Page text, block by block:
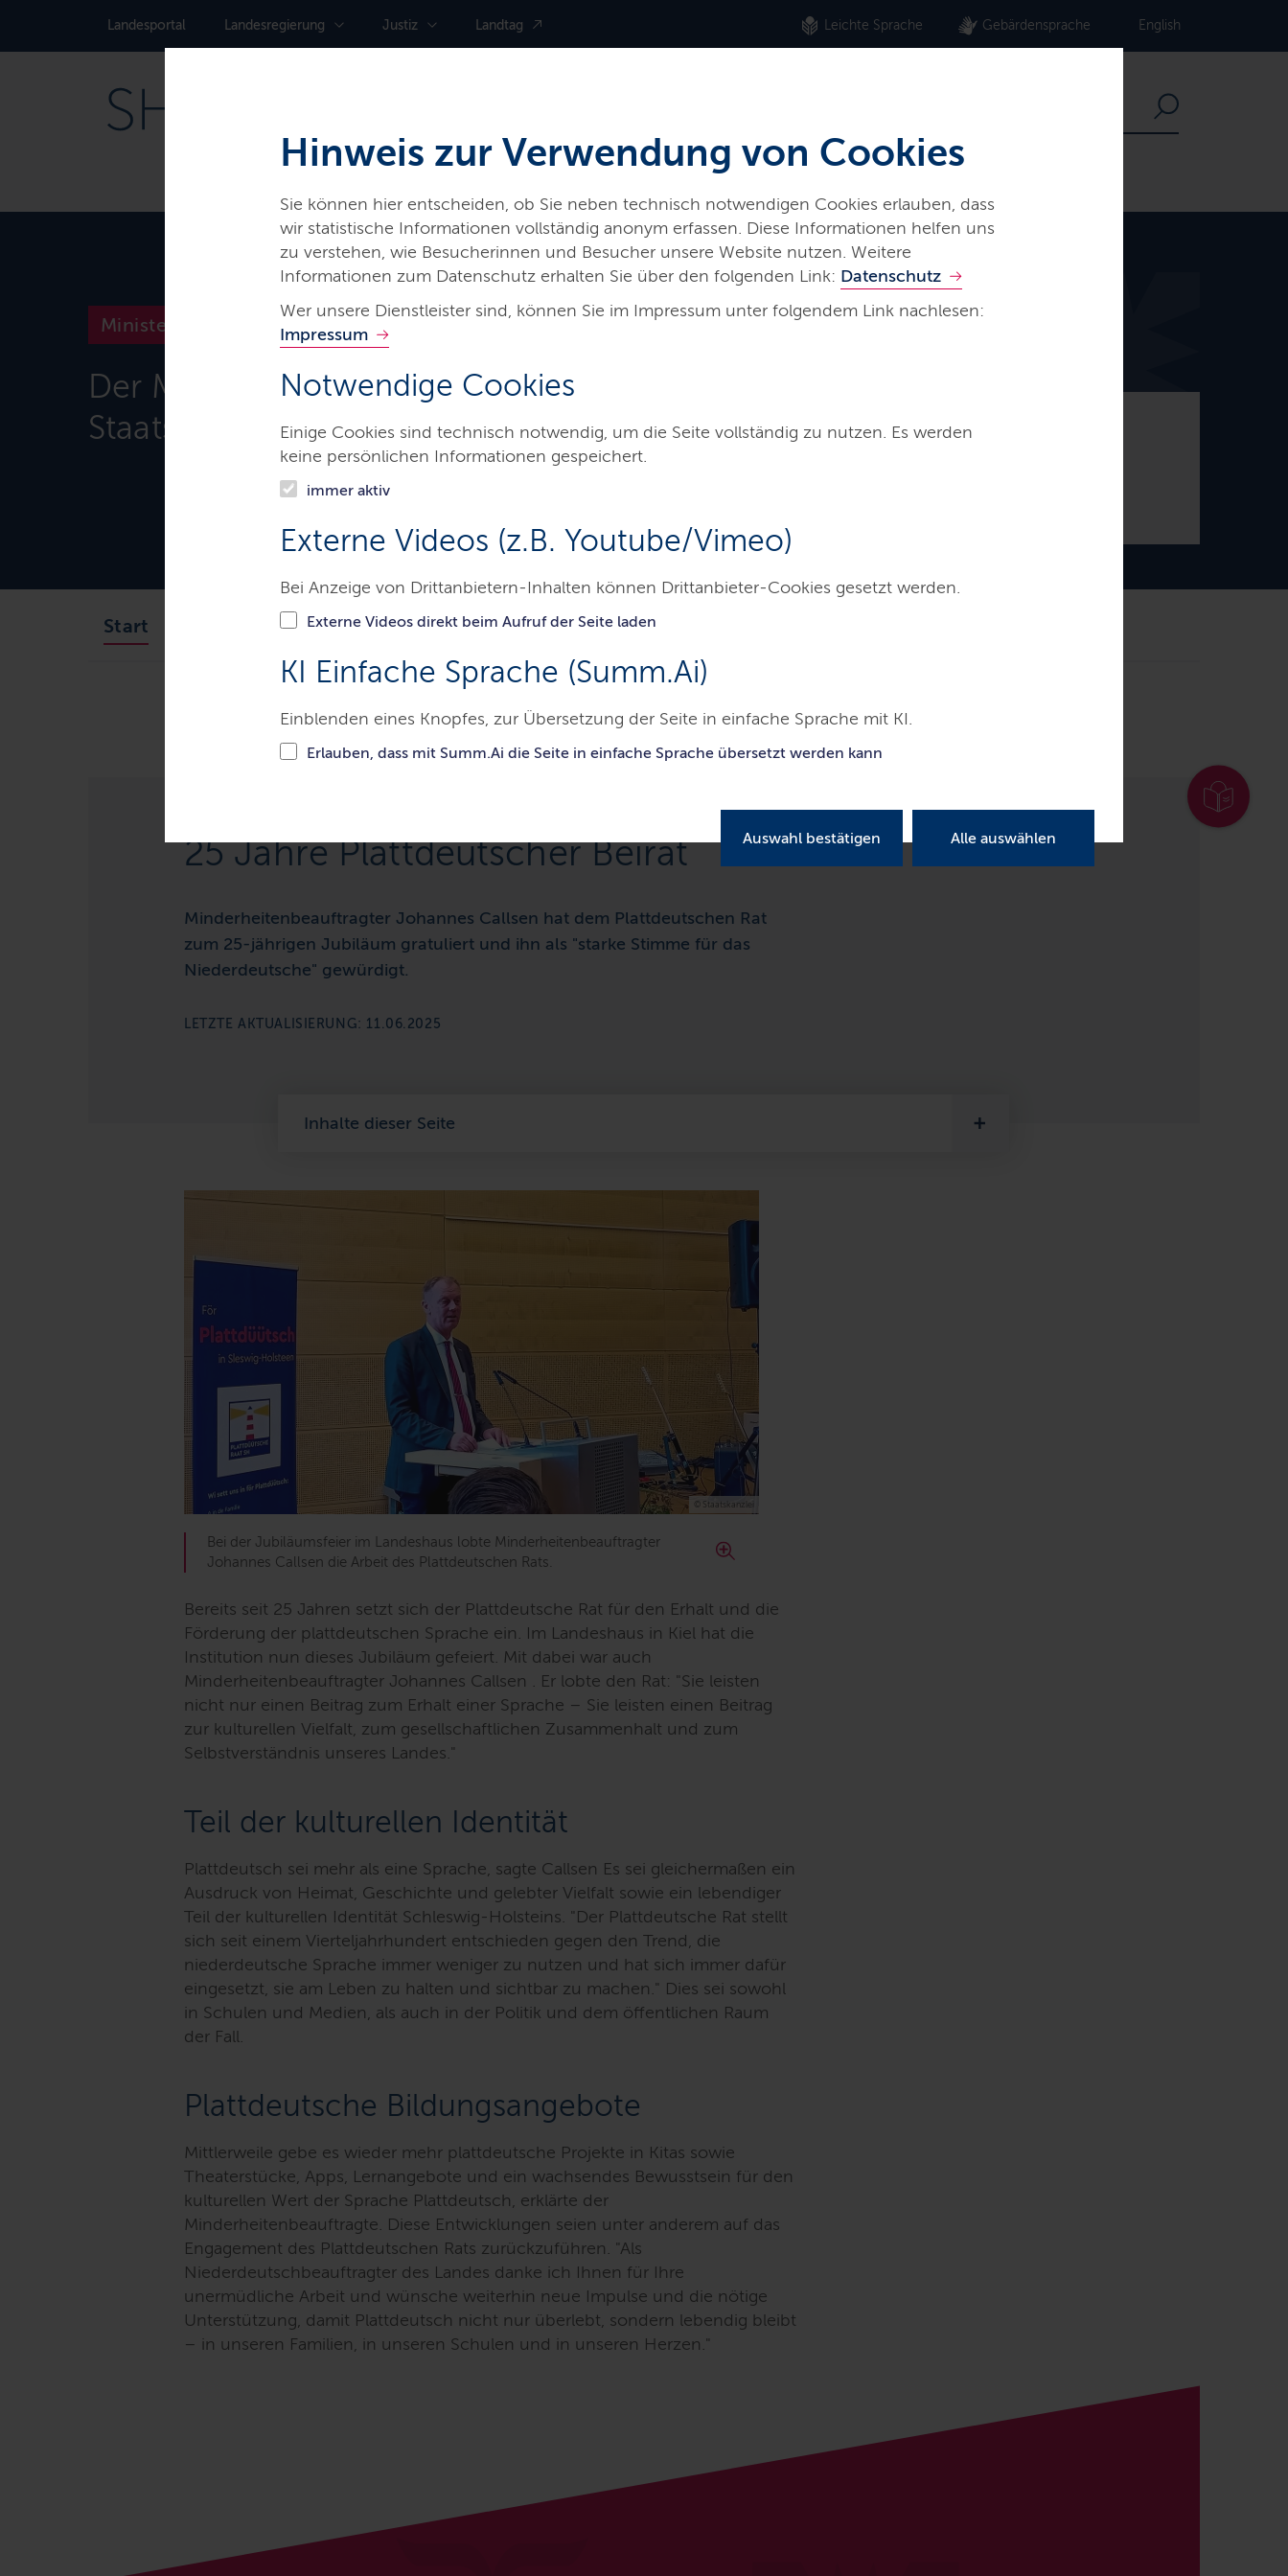
Hinweis zur Verwendung von Cookies
Sie können hier entscheiden, ob Sie neben technisch notwendigen Cookies erlauben, dass
wir statistische Informationen vollständig anonym erfassen. Diese Informationen helfen uns
zu verstehen, wie Besucherinnen und Besucher unsere Website nutzen. Weitere
Informationen zum Datenschutz erhalten Sie über den folgenden Link: Datenschutz
Wer unsere Dienstleister sind, können Sie im Impressum unter folgendem Link nachlesen:
Impressum
Notwendige Cookies
Einige Cookies sind technisch notwendig, um die Seite vollständig zu nutzen. Es werden
keine persönlichen Informationen gespeichert.
immer aktiv
Externe Videos (z.B. Youtube/Vimeo)
Bei Anzeige von Drittanbietern-Inhalten können Drittanbieter-Cookies gesetzt werden.
Externe Videos direkt beim Aufruf der Seite laden
KI Einfache Sprache (Summ.Ai)
Einblenden eines Knopfes, zur Übersetzung der Seite in einfache Sprache mit KI.
Erlauben, dass mit Summ.Ai die Seite in einfache Sprache übersetzt werden kann
Auswahl bestätigen Alle auswählen
Landes­portal Landes­regierung Justiz Landtag Leichte Sprache Gebärdensprache English
Der Ministerpräsident -
Staatskanzlei
Ministerien & Behörden
Start Ministerpräsident Staatskanzlei Themen Presse
Der Ministerpräsident - Staatskanzlei
25 Jahre Plattdeutscher Beirat
Minderheitenbeauftragter Johannes Callsen hat dem Plattdeutschen Rat
zum 25-jährigen Jubiläum gratuliert und ihn als "starke Stimme für das
Niederdeutsche" gewürdigt.
LETZTE AKTUALISIERUNG: 11.06.2025
Inhalte dieser Seite
© Staatskanzlei
Bei der Jubiläumsfeier im Landeshaus lobte Minderheitenbeauftragter
Johannes Callsen die Arbeit des Plattdeutschen Rats.
Bereits seit 25 Jahren setzt sich der Plattdeutsche Rat für den Erhalt und die
Förderung der plattdeutschen Sprache ein. Im Landeshaus in Kiel hat die
Institution nun dieses Jubiläum gefeiert. Mit dabei war auch
Minderheitenbeauftragter Johannes Callsen . Er lobte den Rat: " Sie leisten
nicht nur einen Beitrag zum Erhalt einer Sprache – Sie leisten einen Beitrag
zur kulturellen Vielfalt, zum gesellschaftlichen Zusammenhalt und zum
Selbstverständnis unseres Landes."
Teil der kulturellen Identität
Plattdeutsch sei mehr als eine Sprache, sagte Callsen Es sei gleichermaßen ein
Ausdruck von Heimat, Geschichte und gelebter Vielfalt sowie ein lebendiger
Teil der kulturellen Identität Schleswig-Holsteins. " Der Plattdeutsche Rat stellt
sich seit einem Vierteljahrhundert entschieden gegen den Trend, die
niederdeutsche Sprache immer weniger zu nutzen und hat sich immer dafür
eingesetzt, sie am Leben zu halten und sichtbar zu machen." Dies sei sowohl
in Schulen und Medien, als auch in der Politik und dem öffentlichen Raum
der Fall.
Plattdeutsche Bildungsangebote
Mittlerweile gebe es wieder mehr plattdeutsche Projekte in Kitas sowie
Theaterstücke, Apps, Lernangebote und ein wachsendes Bewusstsein für den
kulturellen Wert der Sprache Plattdeutsch, erklärte der
Minderheitenbeauftragte. Diese Entwicklungen seien unter anderem auf das
Engagement des Plattdeutschen Rats zurückzuführen. "Als
Niederdeutschbeauftragter des Landes danke ich Ihnen für Ihre
unermüdliche Arbeit und wünsche weiterhin neue Impulse und die nötige
Unterstützung, damit Plattdeutsch nicht nur überlebt, sondern lebendig bleibt
– in unseren Familien, in unseren Schulen und in unseren Herzen."